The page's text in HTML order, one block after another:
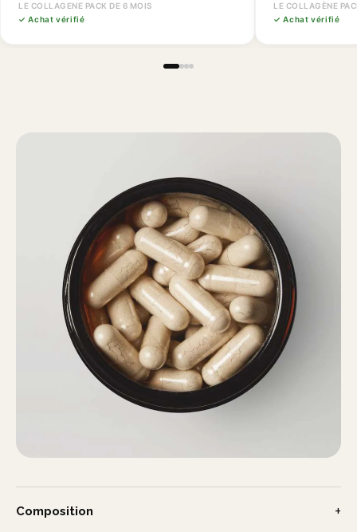
LE COLLAGENE PACK DE 6 MOIS
✓ Achat vérifié
LE COLLAGÈNE
✓ Achat vérifié
Composition +